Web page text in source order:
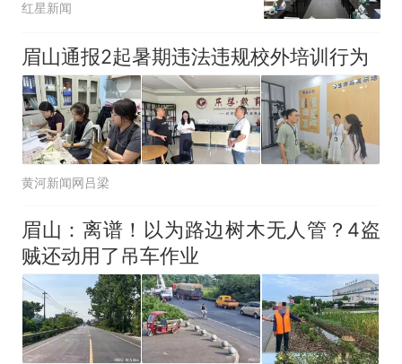
红星新闻
眉山通报2起暑期违法违规校外培训行为
黄河新闻网吕梁
眉山：离谱！以为路边树木无人管？4盗
贼还动用了吊车作业